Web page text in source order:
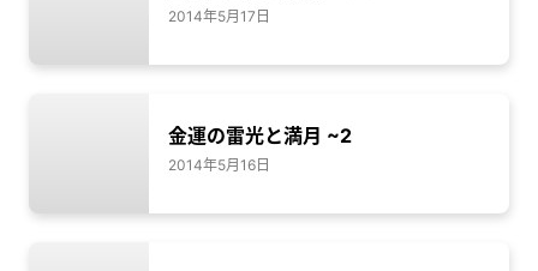
2014年5月17日
金運の雷光と満月 ~2
2014年5月16日